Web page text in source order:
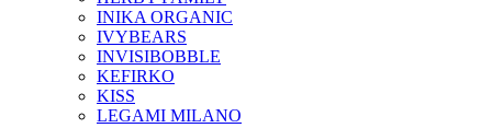
INIKA ORGANIC
IVYBEARS
INVISIBOBBLE
KEFIRKO
KISS
LEGAMI MILANO